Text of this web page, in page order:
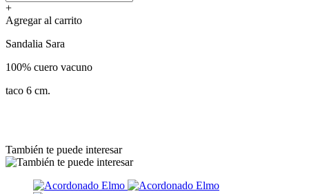
+
Agregar al carrito
Sandalia Sara
100% cuero vacuno
taco 6 cm.
También te puede interesar